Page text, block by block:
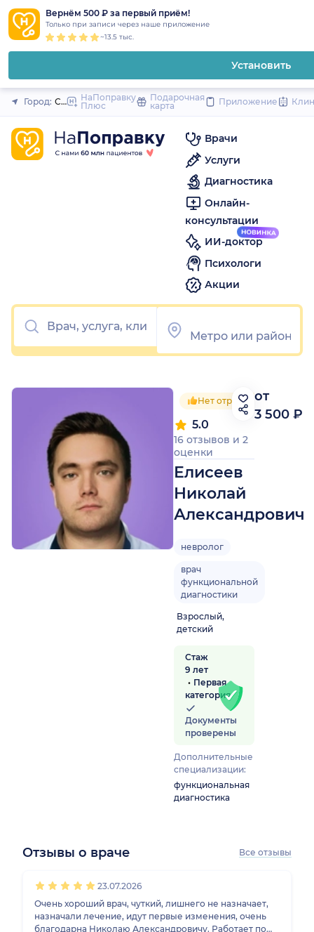
Вернём 500 ₽ за первый приём!
Только при записи через наше приложение
~13.5 тыс.
Установить
Закрыть
Город: Санкт-Петербург
НаПоправку
Плюс
Подарочная
карта
Приложение
Врачи
Услуги
Диагностика
Онлайн-
консультации
ИИ-доктор
Психологи
Акции
Нет отрицательных
Елисеев
Николай
Александрович
5.0
16 отзывов и 2
оценки
невролог
врач
функциональной
диагностики
Взрослый,
детский
Стаж
9 лет
Первая
категория
Документы
проверены
Дополнительные
специализации:
функциональная
диагностика
от
3 500 ₽
Отзывы о враче Все отзывы
23.07.2026
Очень хороший врач, чуткий, лишнего не назначает,
назначали лечение, идут первые изменения, очень
благодарна Николаю Александровичу. Работает по